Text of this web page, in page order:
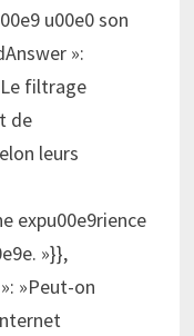
u00e0 son
»:
filtrage
de
leurs
expu00e9rience
»}},
»Peut-on